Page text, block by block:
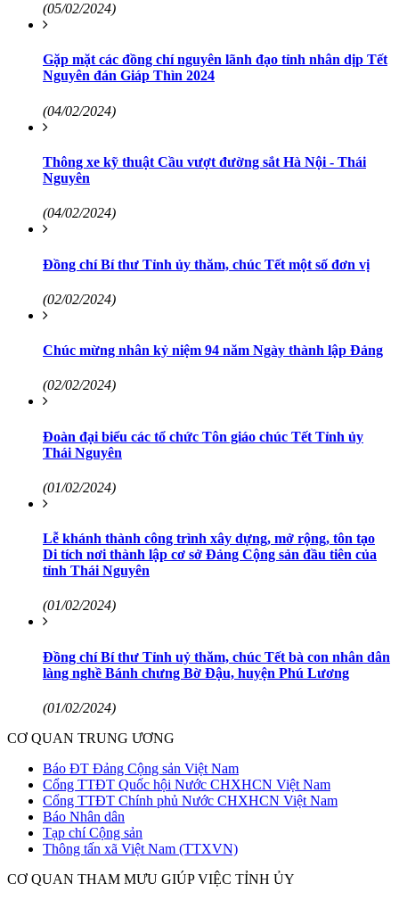
(05/02/2024)
Gặp mặt các đồng chí nguyên lãnh đạo tỉnh nhân dịp Tết
Nguyên đán Giáp Thìn 2024
(04/02/2024)
Thông xe kỹ thuật Cầu vượt đường sắt Hà Nội - Thái
Nguyên
(04/02/2024)
Đồng chí Bí thư Tỉnh ủy thăm, chúc Tết một số đơn vị
(02/02/2024)
Chúc mừng nhân kỷ niệm 94 năm Ngày thành lập Đảng
(02/02/2024)
Đoàn đại biểu các tổ chức Tôn giáo chúc Tết Tỉnh ủy
Thái Nguyên
(01/02/2024)
Lễ khánh thành công trình xây dựng, mở rộng, tôn tạo
Di tích nơi thành lập cơ sở Đảng Cộng sản đầu tiên của
tỉnh Thái Nguyên
(01/02/2024)
Đồng chí Bí thư Tỉnh uỷ thăm, chúc Tết bà con nhân dân
làng nghề Bánh chưng Bờ Đậu, huyện Phú Lương
(01/02/2024)
CƠ QUAN TRUNG ƯƠNG
Báo ĐT Đảng Cộng sản Việt Nam
Cổng TTĐT Quốc hội Nước CHXHCN Việt Nam
Cổng TTĐT Chính phủ Nước CHXHCN Việt Nam
Báo Nhân dân
Tạp chí Cộng sản
Thông tấn xã Việt Nam (TTXVN)
CƠ QUAN THAM MƯU GIÚP VIỆC TỈNH ỦY